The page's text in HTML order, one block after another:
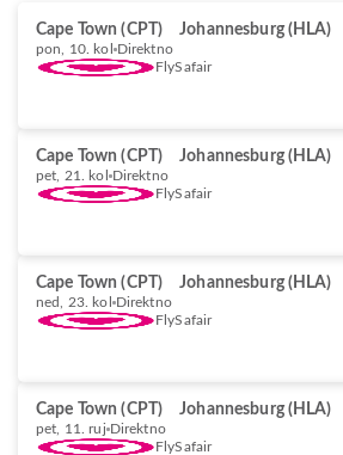
Cape Town (CPT) Johannesburg (HLA)
pon, 10. kol Direktno
FlySafair
Cape Town (CPT) Johannesburg (HLA)
pet, 21. kol Direktno
FlySafair
Cape Town (CPT) Johannesburg (HLA)
ned, 23. kol Direktno
FlySafair
Cape Town (CPT) Johannesburg (HLA)
pet, 11. ruj Direktno
FlySafair